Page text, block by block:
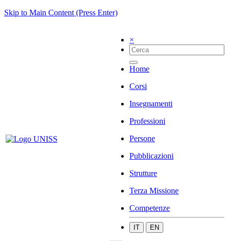
Skip to Main Content (Press Enter)
×
Home
Corsi
Insegnamenti
Professioni
Persone
Pubblicazioni
Strutture
Terza Missione
Competenze
IT EN